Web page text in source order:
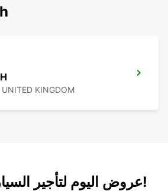
UNITED KINGDOM
عروض اليوم لتأجير السيارات والفانات!